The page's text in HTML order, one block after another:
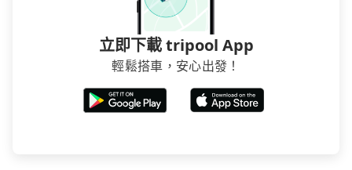
立即下載 tripool App
輕鬆搭車，安心出發！